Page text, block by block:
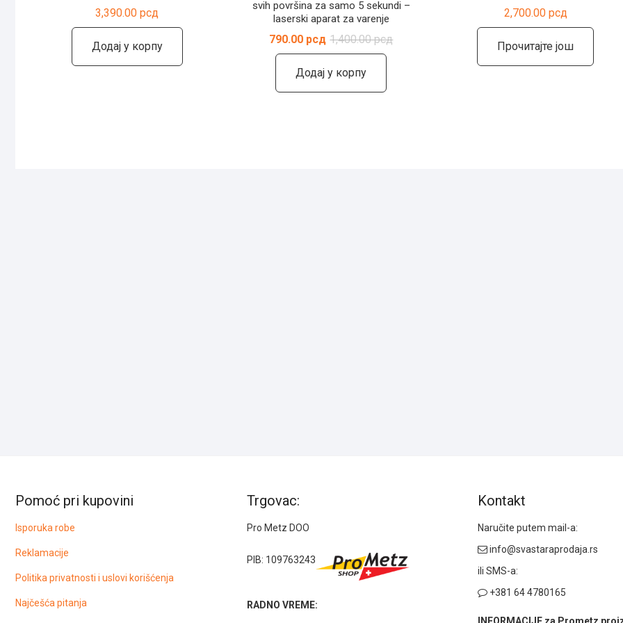
3,390.00рсд
Додај у корпу
svih površina za samo 5 sekundi –
laserski aparat za varenje
1,400.00рсдОригинална
790.00 рсд
Тренутна
Додај у корпу
2,700.00 рсд
Прочитајте још
Pomoć pri kupovini
Isporuka robe
Reklamacije
Politika privatnosti i uslovi korišćenja
Najčešća pitanja
Trgovac:
Pro Metz DOO
PIB: 109763243
RADNO VREME:
Kontakt
Naručite putem mail-a:
info@svastaraprodaja.rs
ili SMS-a:
+381 64 4780165
INFORMACIJE za Prometz